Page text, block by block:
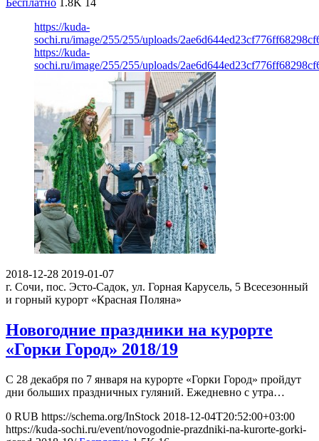
Бесплатно 1.8K 14
https://kuda-
sochi.ru/image/255/255/uploads/
https://kuda-
sochi.ru/image/255/255/uploads/
2018-12-28 2019-01-07
г. Сочи, пос. Эсто-Садок, ул. Горная Карусель, 5 Всесезонный
и горный курорт «Красная Поляна»
Новогодние праздники на курорте
«Горки Город» 2018/19
С 28 декабря по 7 января на курорте «Горки Город» пройдут
дни больших праздничных гуляний. Ежедневно с утра…
0 RUB https://schema.org/InStock 2018-12-04T20:52:00+03:00
https://kuda-sochi.ru/event/novogodnie-prazdniki-na-kurorte-gorki-